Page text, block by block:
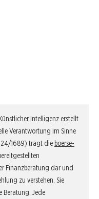
Intelligenz erstellt
Verantwortung im Sinne
1689) trägt die boerse-
Finanzberatung dar und
zu verstehen. Sie
Beratung. Jede